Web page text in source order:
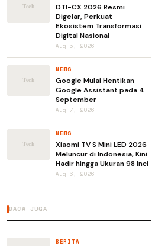
DTI-CX 2026 Resmi
Digelar, Perkuat
Ekosistem Transformasi
Digital Nasional
Aug 5, 2026
NEWS
Google Mulai Hentikan
Google Assistant pada 4
September
Aug 7, 2026
NEWS
Xiaomi TV S Mini LED 2026
Meluncur di Indonesia, Kini
Hadir hingga Ukuran 98 Inci
Aug 6, 2026
BACA JUGA
BERITA